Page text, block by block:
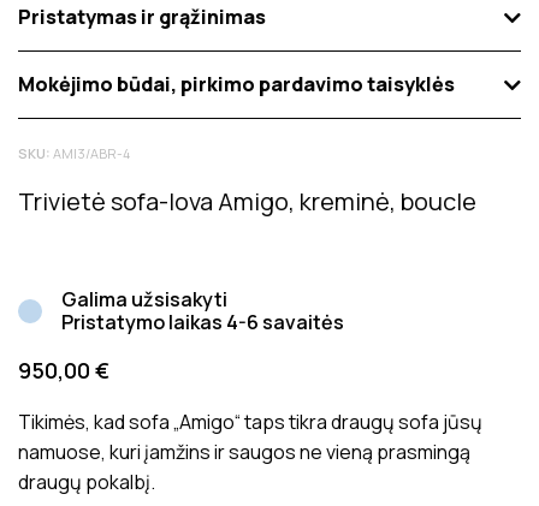
Pristatymas ir grąžinimas
Mokėjimo būdai, pirkimo pardavimo taisyklės
SKU: AMI3/ABR-4
Trivietė sofa-lova Amigo, kreminė, boucle
Galima užsisakyti
Pristatymo laikas 4-6 savaitės
950,00 €
Tikimės, kad sofa „Amigo“ taps tikra draugų sofa jūsų
namuose, kuri įamžins ir saugos ne vieną prasmingą
draugų pokalbį.